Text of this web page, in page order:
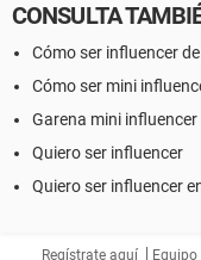
CONSULTA
Cómo ser influencer
Cómo ser mini
Garena mini influencer
Quiero ser influencer
Quiero ser influencer
Regístrate aquí Equipo